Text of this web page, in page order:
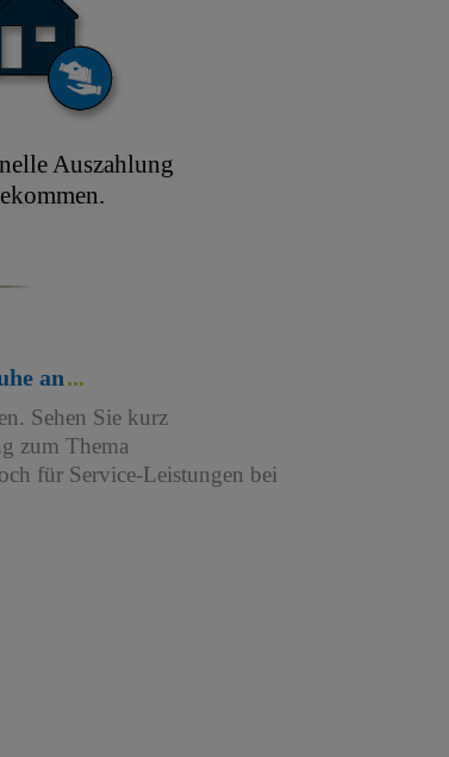
Auszahlung
an
Sehen Sie kurz
zum Thema
für Service-Leistungen bei